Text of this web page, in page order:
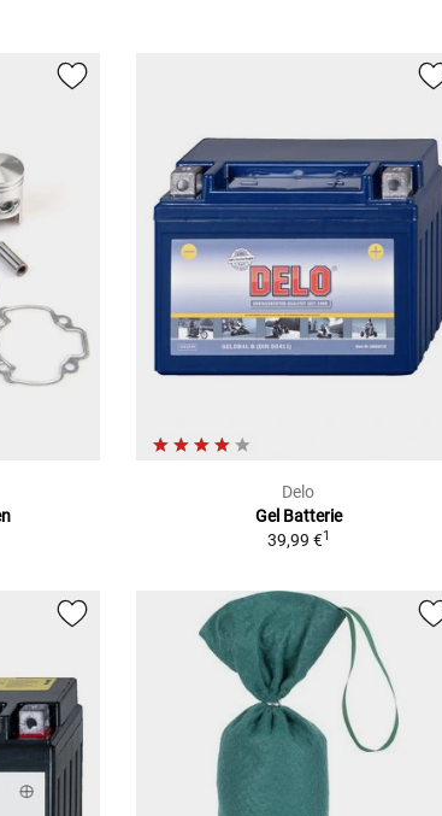
Delo
Gel Batterie
39,99 €1